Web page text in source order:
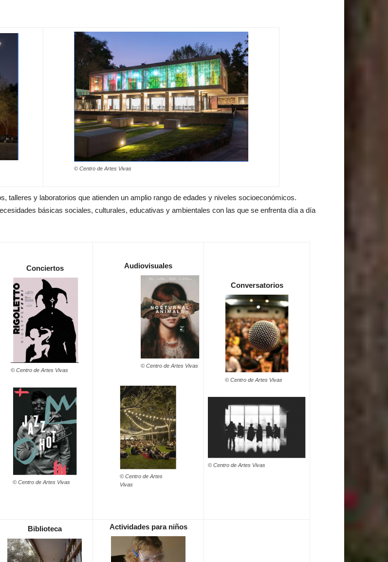
© Centro de Artes Vivas
talleres y laboratorios que atienden un amplio rango de edades y niveles socioeconómicos.
básicas sociales, culturales, educativas y ambientales con las que se enfrenta día a día
Conciertos
© Centro de Artes Vivas
© Centro de Artes Vivas
Audiovisuales
© Centro de Artes Vivas
© Centro de Artes
Vivas
Conversatorios
© Centro de Artes Vivas
© Centro de Artes Vivas
Biblioteca Actividades para niños